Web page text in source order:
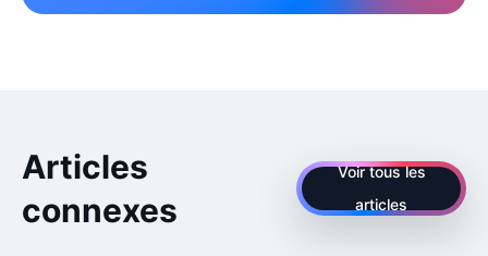
Articles
connexes
Voir tous les
articles